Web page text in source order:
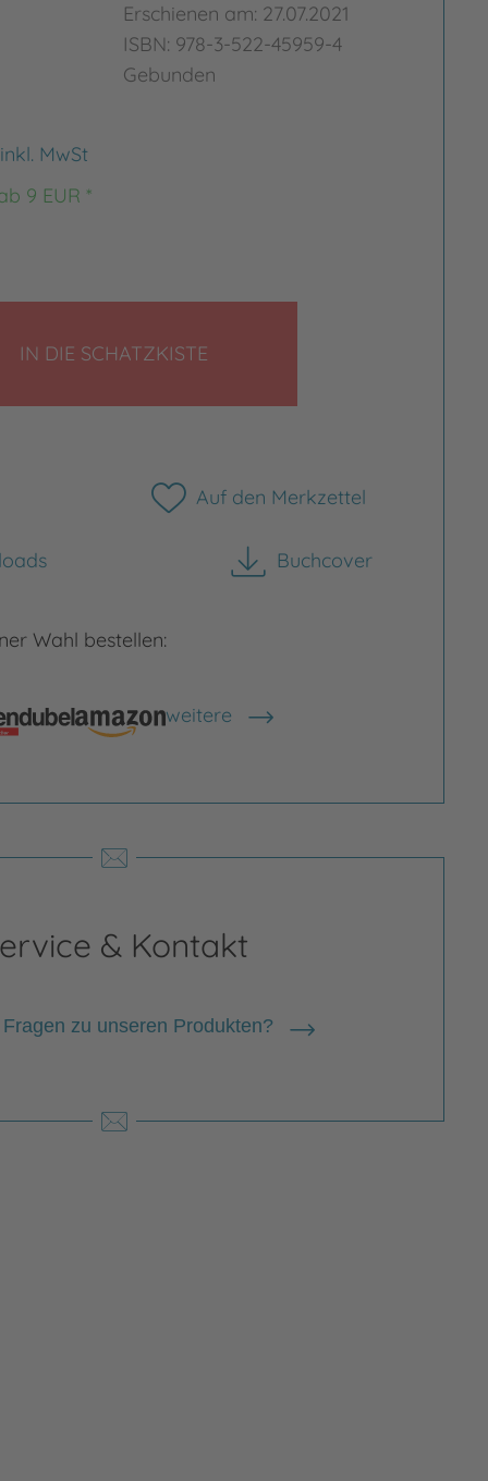
Erschienen am: 27.07.2021
ISBN: 978-3-522-45959-4
Gebunden
inkl. MwSt
9 EUR *
IN DIE SCHATZKISTE
Auf den Merkzettel
Buchcover
herunterladen
Wahl bestellen:
weitere
Shops anzeigen
& Kontakt
zu unseren Produkten?
Fuchs
Künstler aus Berlin mit den
und Modellieren und hat sich der
verrückter Kreaturen und…